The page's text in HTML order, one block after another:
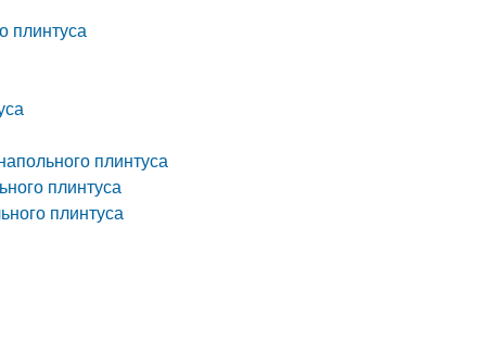
плинтуса
плинтуса
плинтуса
плинтуса